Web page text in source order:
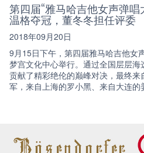
第四届“雅马哈吉他女声弹唱
温格夺冠，董冬冬担任评委
2018年09月20日
9月15日下午，第四届雅马哈吉他女
梦宫文化中心举行。通过全国层层海
贡献了精彩绝伦的巅峰对决，最终
军，来自上海的罗小黑、来自大连的